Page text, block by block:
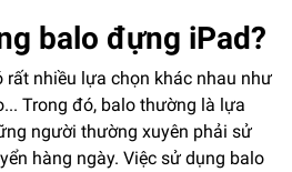
balo đựng iPad?
rất nhiều lựa chọn khác nhau như
Trong đó, balo thường là lựa
người thường xuyên phải sử
hàng ngày. Việc sử dụng balo